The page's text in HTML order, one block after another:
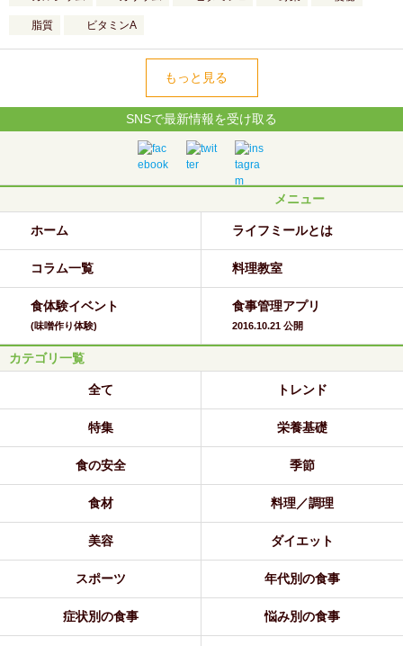
脂質 ビタミンA
もっと見る
SNSで最新情報を受け取る
メニュー
ホーム ライフミールとは
コラム一覧 料理教室
食体験イベント
(味噌作り体験)
食事管理アプリ
2016.10.21 公開
カテゴリ一覧
全て トレンド
特集 栄養基礎
食の安全 季節
食材 料理／調理
美容 ダイエット
スポーツ 年代別の食事
症状別の食事 悩み別の食事